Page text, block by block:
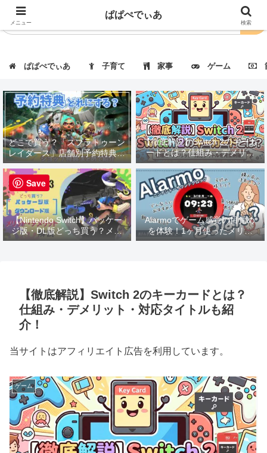
ぱぱぺでぃあ 子育て 家事 ゲーム
どこで買う？「スプラトゥーン
レイダース」店舗別予約特典・
価格まとめ｜一覧表で徹底比
較！
【徹底解説】Switch 2のキーカ
ードとは？仕組み・デメリッ
ト・対応タイトルも紹介！
【Nintendo Switch】パッケー
ジ版・DL版どっち買う？メリ
ット・デメリット解説
Alarmoでゲーム感覚の目覚め
を体験！1ヶ月使ったメリッ
ト・デメリットを徹底レビュー
【徹底解説】Switch 2のキーカードとは？
仕組み・デメリット・対応タイトルも紹
介！
当サイトはアフィリエイト広告を利用しています。
ゲーム
メニュー
ぱぱぺでぃあ
検索
Save